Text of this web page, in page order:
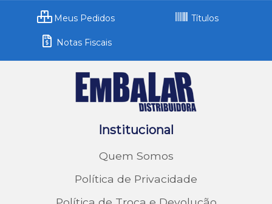
Meus Pedidos Títulos
Notas Fiscais
Institucional
Quem Somos
Política de Privacidade